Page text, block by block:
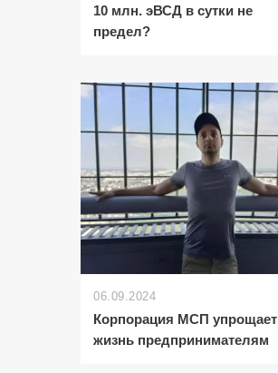
10 млн. эВСД в сутки не
предел?
06.09.2024
Корпорация МСП упрощает
жизнь предпринимателям